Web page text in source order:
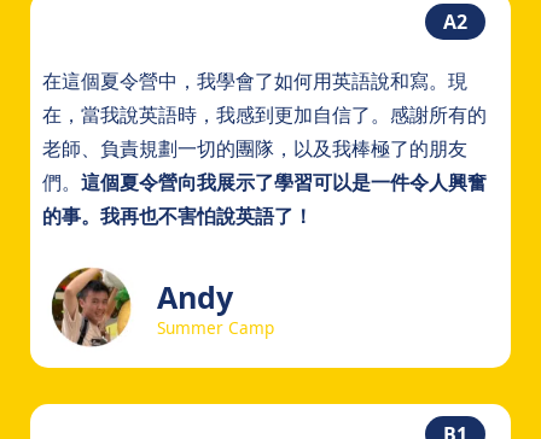
A2
在這個夏令營中，我學會了如何用英語說和寫。現
在，當我說英語時，我感到更加自信了。感謝所有的
老師、負責規劃一切的團隊，以及我棒極了的朋友
們。 這個夏令營向我展示了學習可以是一件令人興奮
的事。我再也不害怕說英語了！
Andy
Summer Camp